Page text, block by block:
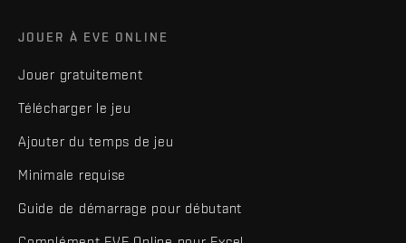
JOUER À EVE ONLINE
Jouer gratuitement
Télécharger le jeu
Ajouter du temps de jeu
Minimale requise
Guide de démarrage pour débutant